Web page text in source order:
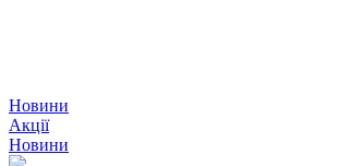
Новини
Акції
Новини